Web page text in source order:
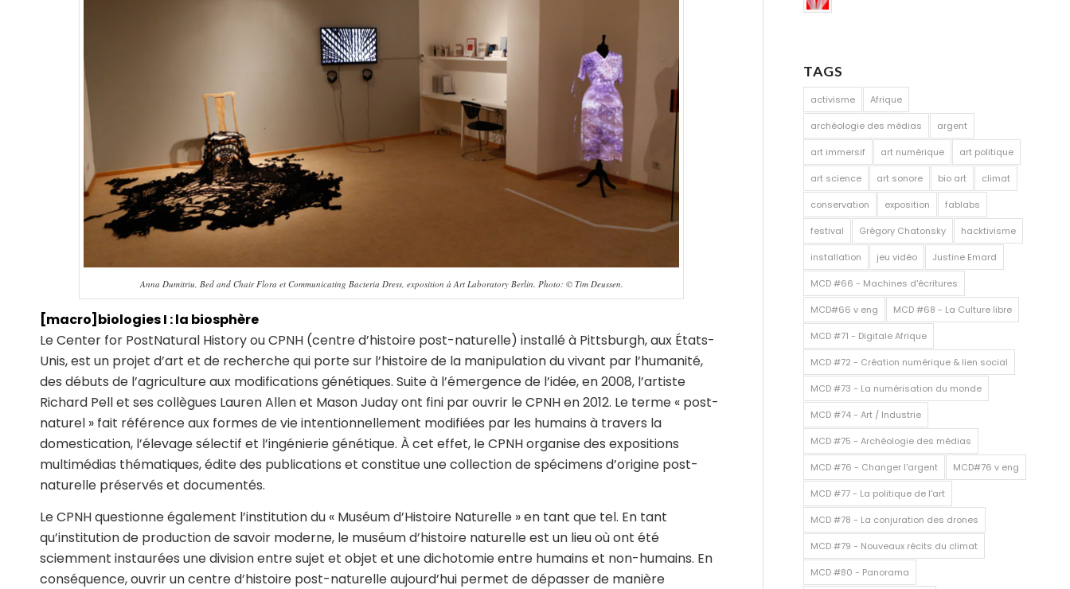
Anna Dumitriu, Bed and Chair Flora et Communicating Bacteria Dress, exposition à Art Laboratory Berlin. Photo: © Tim Deussen.
[macro]biologies I : la biosphère
Le Center for PostNatural History ou CPNH (centre d’histoire post-naturelle) installé à Pittsburgh, aux États-
Unis, est un projet d’art et de recherche qui porte sur l’histoire de la manipulation du vivant par l’humanité,
des débuts de l’agriculture aux modifications génétiques. Suite à l’émergence de l’idée, en 2008, l’artiste
Richard Pell et ses collègues Lauren Allen et Mason Juday ont fini par ouvrir le CPNH en 2012. Le terme « post-
naturel » fait référence aux formes de vie intentionnellement modifiées par les humains à travers la
domestication, l’élevage sélectif et l’ingénierie génétique. À cet effet, le CPNH organise des expositions
multimédias thématiques, édite des publications et constitue une collection de spécimens d’origine post-
naturelle préservés et documentés.
Le CPNH questionne également l’institution du « Muséum d’Histoire Naturelle » en tant que tel. En tant
qu’institution de production de savoir moderne, le muséum d’histoire naturelle est un lieu où ont été
sciemment instaurées une division entre sujet et objet et une dichotomie entre humains et non-humains. En
conséquence, ouvrir un centre d’histoire post-naturelle aujourd’hui permet de dépasser de manière
TAGS
activisme Afrique
archéologie des médias argent
art immersif art numérique art politique
art science art sonore bio art climat
conservation exposition fablabs
festival Grégory Chatonsky hacktivisme
installation jeu vidéo Justine Emard
MCD #66 - Machines d'écritures
MCD#66 v eng MCD #68 - La Culture libre
MCD #71 - Digitale Afrique
MCD #72 - Création numérique & lien social
MCD #73 - La numérisation du monde
MCD #74 - Art / Industrie
MCD #75 - Archéologie des médias
MCD #76 - Changer l'argent MCD#76 v eng
MCD #77 - La politique de l'art
MCD #78 - La conjuration des drones
MCD #79 - Nouveaux récits du climat
MCD #80 - Panorama